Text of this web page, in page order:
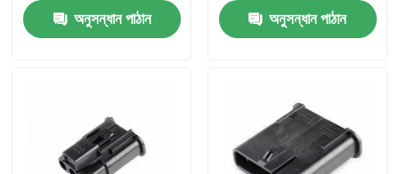
আমাদের সম্পর্কে
অনুসন্ধান পাঠান
অনুসন্ধান পাঠান